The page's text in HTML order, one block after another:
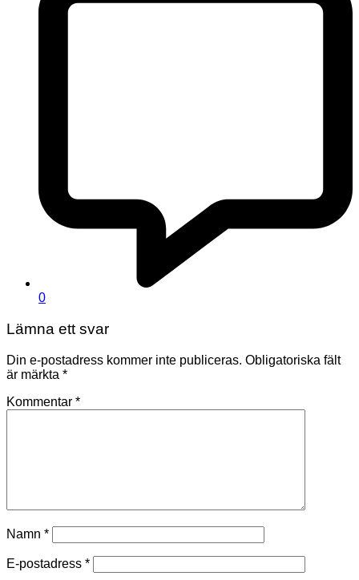
0
Lämna ett svar
Din e-postadress kommer inte publiceras. Obligatoriska fält
är märkta *
Kommentar *
Namn *
E-postadress *